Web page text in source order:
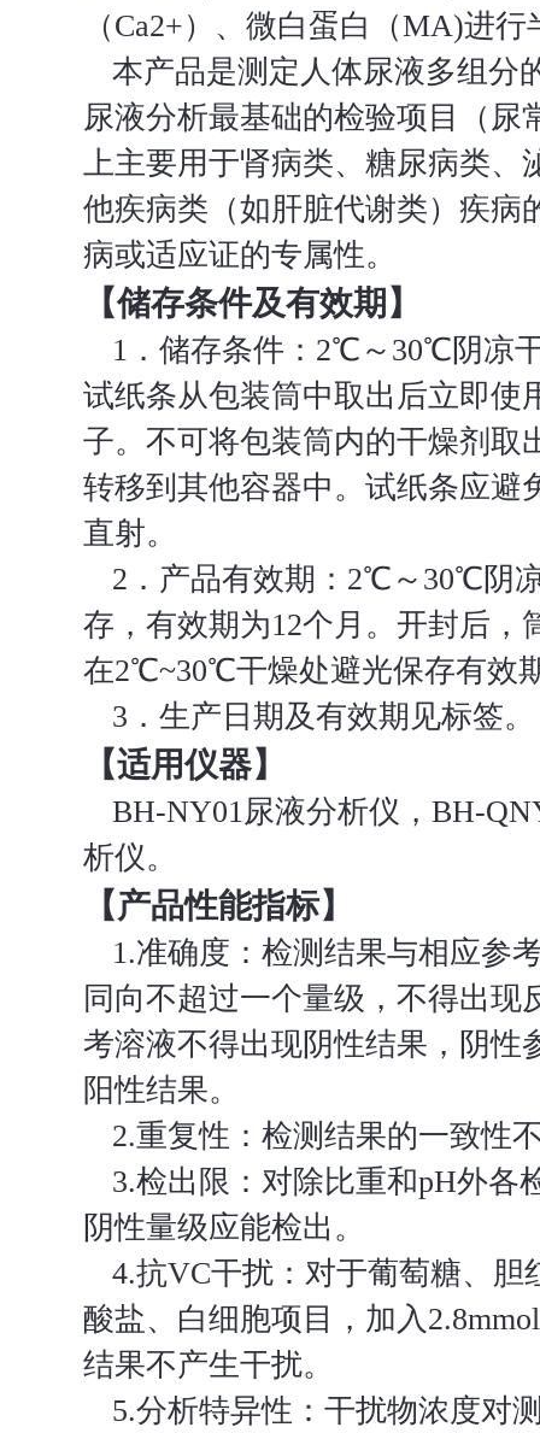
（Ca2+）、微白蛋白（MA)进
本产品是测定人体尿液多组分
尿液分析最基础的检验项目（尿
上主要用于肾病类、糖尿病类、
他疾病类（如肝脏代谢类）疾病
病或适应证的专属性。
【储存条件及有效期】
1．储存条件：2℃～30℃阴凉
试纸条从包装筒中取出后立即使
子。不可将包装筒内的干燥剂取
转移到其他容器中。试纸条应避
直射。
2．产品有效期：2℃～30℃阴
存，有效期为12个月。开封后，
在2℃~30℃干燥处避光保存有效
3．生产日期及有效期见标签。
【适用仪器】
BH-NY01尿液分析仪，BH-
析仪。
【产品性能指标】
1.准确度：检测结果与相应参
同向不超过一个量级，不得出现
考溶液不得出现阴性结果，阴性
阳性结果。
2.重复性：检测结果的一致性
3.检出限：对除比重和pH外各
阴性量级应能检出。
4.抗VC干扰：对于葡萄糖、胆
酸盐、白细胞项目，加入
结果不产生干扰。
5.分析特异性：干扰物浓度对